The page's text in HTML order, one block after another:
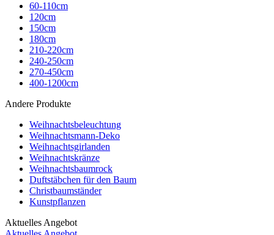
60-110cm
120cm
150cm
180cm
210-220cm
240-250cm
270-450cm
400-1200cm
Andere Produkte
Weihnachtsbeleuchtung
Weihnachtsmann-Deko
Weihnachtsgirlanden
Weihnachtskränze
Weihnachtsbaumrock
Duftstäbchen für den Baum
Christbaumständer
Kunstpflanzen
Aktuelles Angebot